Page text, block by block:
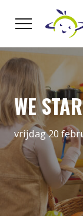
Naar de inhoud
WE
vrijdag 20